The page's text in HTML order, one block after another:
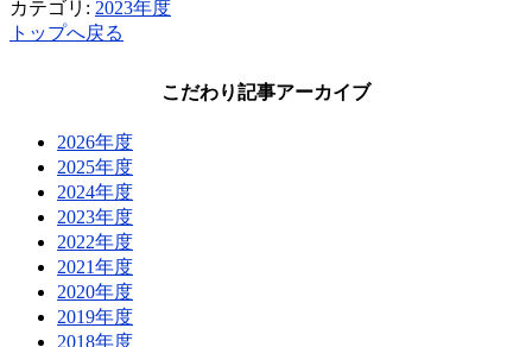
カテゴリ: 2023年度
トップへ戻る
こだわり記事アーカイブ
2026年度
2025年度
2024年度
2023年度
2022年度
2021年度
2020年度
2019年度
2018年度